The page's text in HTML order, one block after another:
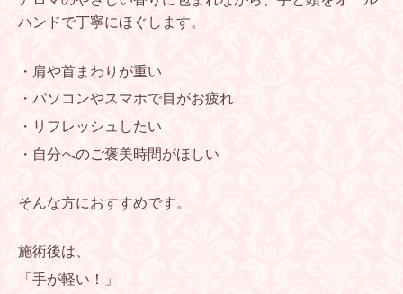
ハンドで丁寧にほぐします。
・肩や首まわりが重い
・パソコンやスマホで目がお疲れ
・リフレッシュしたい
・自分へのご褒美時間がほしい
そんな方におすすめです。
施術後は、
「手が軽い！」